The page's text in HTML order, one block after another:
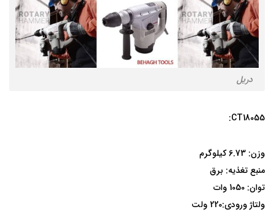
دریل
CT18055:
وزن: 6.73 کیلوگرم
منبع تغذیه: برق
توان: 1050 وات
ولتاژ ورودی:220 ولت